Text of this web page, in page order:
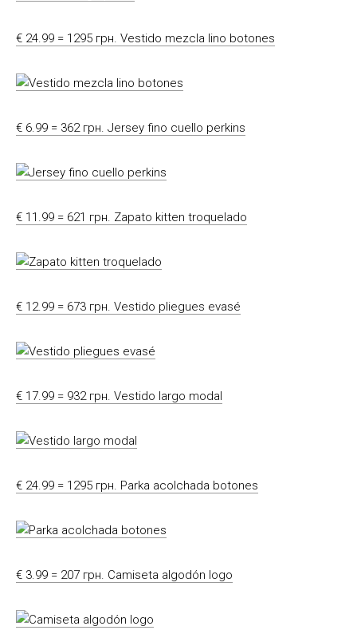
€ 24.99 = 1295 грн. Vestido mezcla lino botones
€ 6.99 = 362 грн. Jersey fino cuello perkins
€ 11.99 = 621 грн. Zapato kitten troquelado
€ 12.99 = 673 грн. Vestido pliegues evasé
€ 17.99 = 932 грн. Vestido largo modal
€ 24.99 = 1295 грн. Parka acolchada botones
€ 3.99 = 207 грн. Camiseta algodón logo